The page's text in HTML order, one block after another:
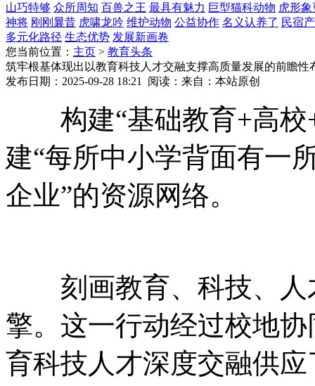
山巧特够 众所周知 百兽之王 最具有魅力 巨型猫科动物 虎形象
神将 刚刚曩昔 虎啸龙吟 维护动物 公益协作 名义认养了 民宿
多元化路径 生态优势 发展新画卷
您当前位置： 主页 > 教育头条
筑牢根基体现出以教育科技人才交融支撑高质量发展的前瞻性
发布日期：2025-09-28 18:21 阅读：来自：本站原创
构建“基础教育+高校+
建“每所中小学背面有一
企业”的资源网络。
刻画教育、科技、人
擎。这一行动经过校地
育科技人才深度交融供